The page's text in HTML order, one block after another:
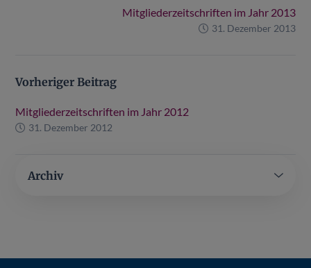
Vorheriger Beitrag
Mitgliederzeitschriften im Jahr 2012
31. Dezember 2012
Mitgliederzeitschriften im Jahr 2013
31. Dezember 2013
Archiv